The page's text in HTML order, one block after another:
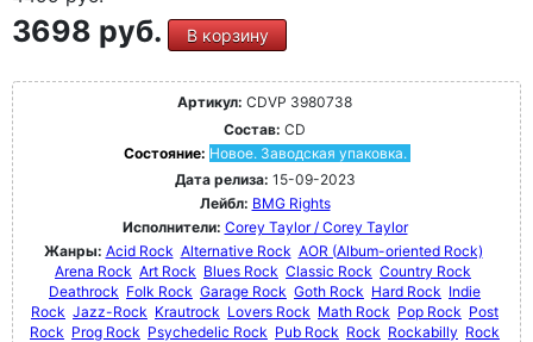
3698 руб. В корзину
Артикул: CDVP 3980738
Состав: CD
Состояние: Новое. Заводская упаковка.
Дата релиза: 15-09-2023
Лейбл: BMG Rights
Исполнители: Corey Taylor / Corey Taylor
Жанры: Acid Rock Alternative Rock AOR (Album-oriented Rock)
Arena Rock Art Rock Blues Rock Classic Rock Country Rock
Deathrock Folk Rock Garage Rock Goth Rock Hard Rock Indie
Rock Jazz-Rock Krautrock Lovers Rock Math Rock Pop Rock Post
Rock Prog Rock Psychedelic Rock Pub Rock Rock Rockabilly Rock